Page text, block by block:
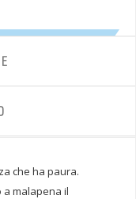
che ha paura.
a malapena il